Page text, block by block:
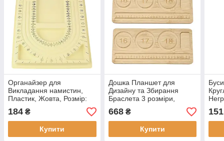
Органайзер для
Викладання намистин,
Пластик, Жовта, Розмір:
Довжина 32.5 см, Ширина
23.5 см, 1 шт, 1 шт, 1
184 ₴
Купити
Дошка Планшет для
Дизайну та Збирання
Браслета 3 розміри,
Бамбук, 28.5х13х1см, (2
шт)
668₴
Купити
151